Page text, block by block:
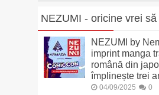
NEZUMI - oricine vrei să
NEZUMI by
imprint manga
română din
împlinește trei
04/09/2025 0